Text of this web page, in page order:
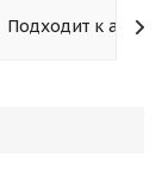
Подходит к авто